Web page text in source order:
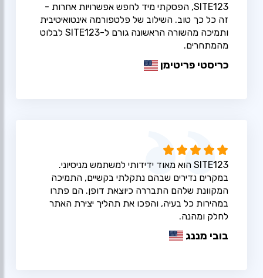
SITE123, הפסקתי מיד לחפש אפשרויות אחרות -
זה כל כך טוב. השילוב של פלטפורמה אינטואיטיבית
ותמיכה מהשורה הראשונה גורם ל-SITE123 לבלוט
מהמתחרים.
כריסטי פריטימן
SITE123 הוא מאוד ידידותי למשתמש מניסיוני.
במקרים נדירים שבהם נתקלתי בקשיים, התמיכה
המקוונת שלהם התבררה כיוצאת דופן. הם פתרו
במהירות כל בעיה, והפכו את תהליך יצירת האתר
לחלק ומהנה.
בובי מננג